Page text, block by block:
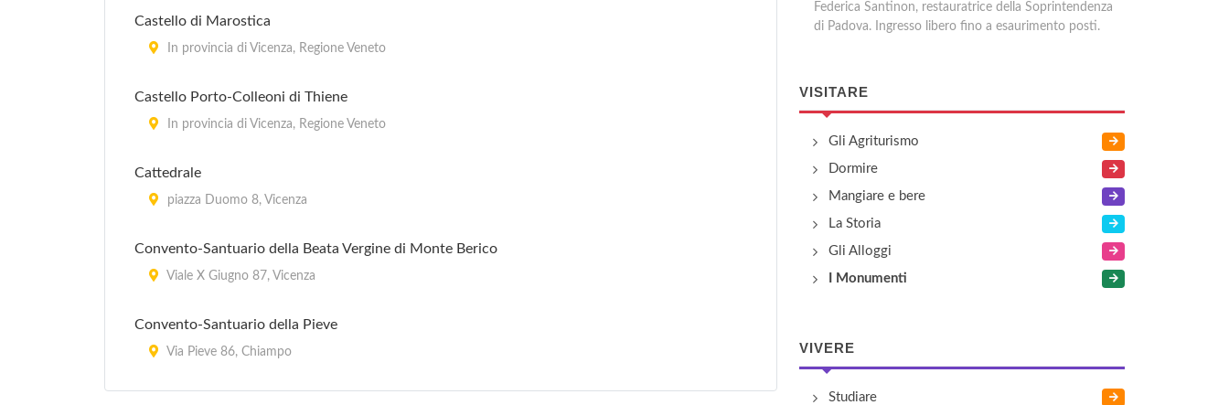
Castello di Marostica
In provincia di Vicenza, Regione Veneto
Castello Porto-Colleoni di Thiene
In provincia di Vicenza, Regione Veneto
Cattedrale
piazza Duomo 8, Vicenza
Convento-Santuario della Beata Vergine di Monte Berico
Viale X Giugno 87, Vicenza
Convento-Santuario della Pieve
Via Pieve 86, Chiampo
Federica Santinon, restauratrice della Soprintendenza
di Padova. Ingresso libero fino a esaurimento posti.
VISITARE
Gli Agriturismo
Dormire
Mangiare e bere
La Storia
Gli Alloggi
I Monumenti
VIVERE
Studiare